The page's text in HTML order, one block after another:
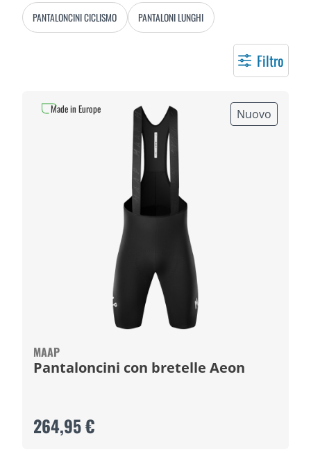
PANTALONCINI CICLISMO PANTALONI LUNGHI
Filtro
Nuovo
MAAP
Pantaloncini con bretelle Aeon
264,95 €
Made in Europe